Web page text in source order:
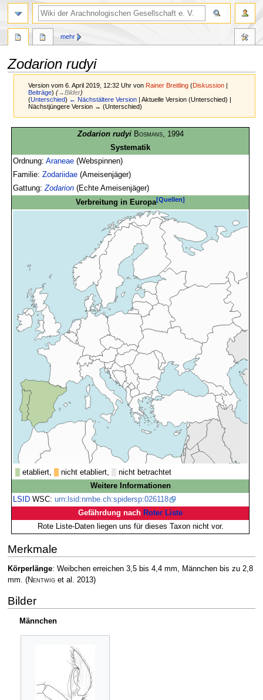
Zodarion rudyi
Version vom 6. April 2019, 12:32 Uhr von Rainer Breitling (Diskussion |
Beiträge) (→Bilder)
(Unterschied) ← Nächstältere Version | Aktuelle Version (Unterschied) |
Nächstjüngere Version → (Unterschied)
springen
springen
Zodarion rudyi Bosmans, 1994
Systematik
Ordnung:Araneae (Webspinnen)
Familie:Zodariidae (Ameisenjäger)
Gattung:Zodarion (Echte Ameisenjäger)
Verbreitung in Europa[Quellen]
etabliert, nicht etabliert,
nicht betrachtet
Weitere Informationen
LSID WSC:urn:lsid:nmbe.ch:spidersp:026118
Gefährdung nach Roter Liste
Rote Liste-Daten liegen uns für dieses Taxon nicht vor.
Merkmale
Körperlänge: Weibchen erreichen 3,5 bis 4,4 mm, Männchen bis zu 2,8
mm. (Nentwiget al. 2013)
Bilder
Männchen
mehr